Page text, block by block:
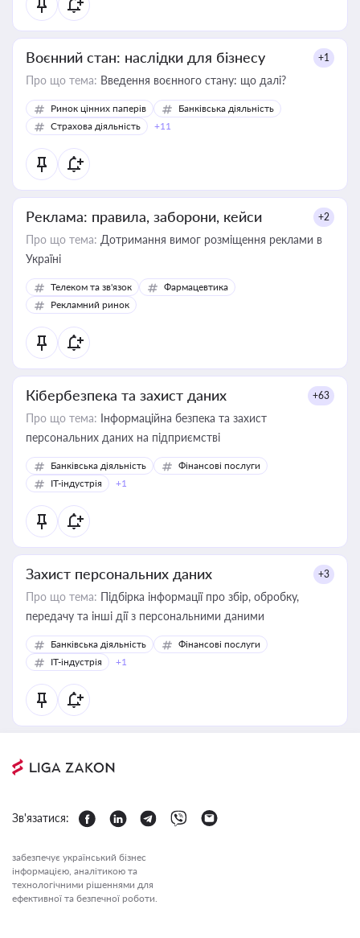
Воєнний стан: наслідки для бізнесу +1
Про що тема: Введення воєнного стану: що далі?
Ринок цінних паперів
Банківська діяльність
Страхова діяльність
+11
Реклама: правила, заборони, кейси +2
Про що тема: Дотримання вимог розміщення реклами в
Україні
Телеком та зв'язок
Фармацевтика
Рекламний ринок
Кібербезпека та захист даних +63
Про що тема: Інформаційна безпека та захист
персональних даних на підприємстві
Банківська діяльність
Фінансові послуги
IT-індустрія
+1
Захист персональних даних +3
Про що тема: Підбірка інформації про збір, обробку,
передачу та інші дії з персональними даними
Банківська діяльність
Фінансові послуги
IT-індустрія
+1
Зв'язатися:
забезпечує український бізнес
інформацією, аналітикою та
технологічними рішеннями для
ефективної та безпечної роботи.